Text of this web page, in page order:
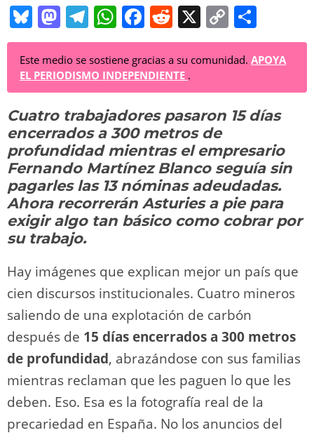
Bl
u
e
sk
y
M
a
st
o
d
o
n
T
el
e
gr
a
m
W
h
at
s
A
p
p
F
a
c
e
b
o
o
k
R
e
d
di
t
X C
o
p
Li
n
k
o
m
ar
tir
Este medio se sostiene gracias a su comunidad. APOYA
EL PERIODISMO INDEPENDIENTE .
Cuatro trabajadores pasaron 15 días
encerrados a 300 metros de
profundidad mientras el empresario
Fernando Martínez Blanco seguía sin
pagarles las 13 nóminas adeudadas.
Ahora recorrerán Asturies a pie para
exigir algo tan básico como cobrar por
su trabajo.
Hay imágenes que explican mejor un país que
cien discursos institucionales. Cuatro mineros
saliendo de una explotación de carbón
después de 15 días encerrados a 300 metros
de profundidad, abrazándose con sus familias
mientras reclaman que les paguen lo que les
deben. Eso. Esa es la fotografía real de la
precariedad en España. No los anuncios del